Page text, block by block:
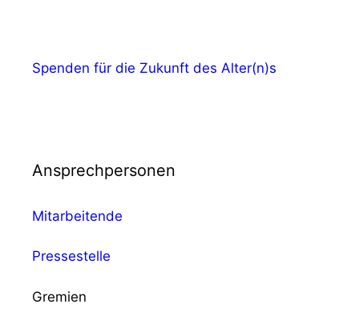
Spenden für die Zukunft des Alter(n)s
Ansprechpersonen
Mitarbeitende
Pressestelle
Gremien